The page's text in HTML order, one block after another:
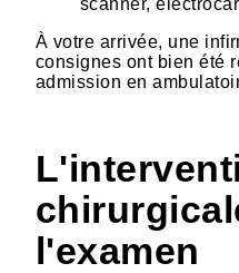
À votre arrivée, une
consignes ont bien été
admission en
l'examen